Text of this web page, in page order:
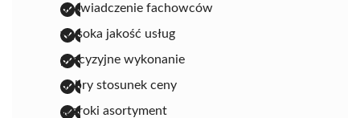
doświadczenie fachowców
wysoka jakość usług
precyzyjne wykonanie
dobry stosunek ceny
szeroki asortyment